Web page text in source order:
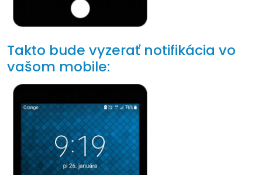
Takto bude vyzerať notifikácia vo
vašom mobile: